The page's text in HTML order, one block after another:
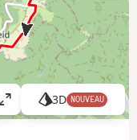
A
ff
3D NOUVEAU